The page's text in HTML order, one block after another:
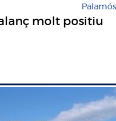
Palamós
molt positiu